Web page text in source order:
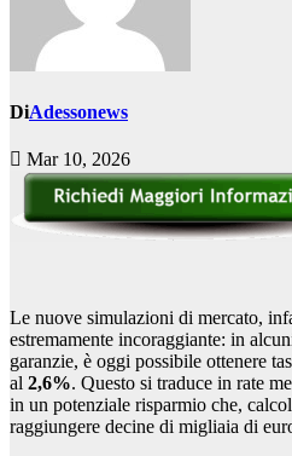
DiAdessonews
Mar 10, 2026
Le nuove simulazioni di mercato,
estremamente incoraggiante: in
garanzie, è oggi possibile ottenere
al 2,6%. Questo si traduce in rate
in un potenziale risparmio che,
raggiungere decine di migliaia di